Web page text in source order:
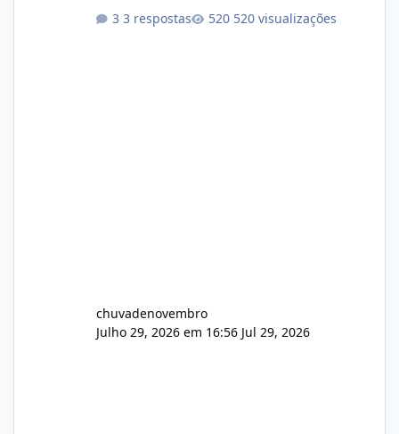
3 respostas 520 visualizações
chuvadenovembro
Julho 29, 2026 em 16:56 Jul 29, 2026